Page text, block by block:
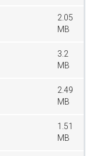
2.05
MB
3.2
MB
2.49
MB
1.51
MB